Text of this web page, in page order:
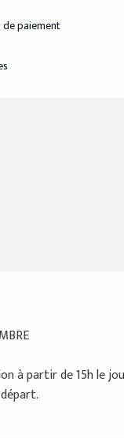
de paiement
à partir de 15h le